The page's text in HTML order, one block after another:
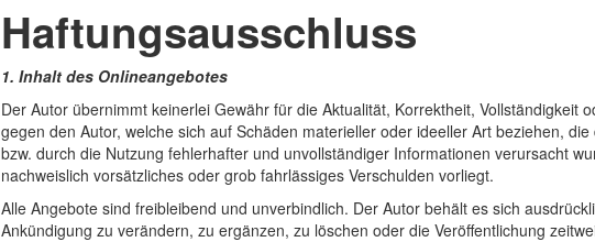
Haftungsausschluss
1. Inhalt des Onlineangebotes
Der Autor übernimmt keinerlei Gewähr für die Aktualität, Korrektheit,
gegen den Autor, welche sich auf Schäden materieller oder ideeller Art beziehen,
bzw. durch die Nutzung fehlerhafter und unvollständiger Informationen verursacht
nachweislich vorsätzliches oder grob fahrlässiges Verschulden vorliegt.
Alle Angebote sind freibleibend und unverbindlich. Der Autor behält es sich
Ankündigung zu verändern, zu ergänzen, zu löschen oder die Veröffentlichung